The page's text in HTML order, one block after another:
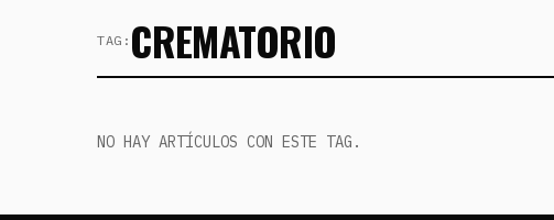
TAG: CREMATORIO
NO HAY ARTÍCULOS CON ESTE TAG.